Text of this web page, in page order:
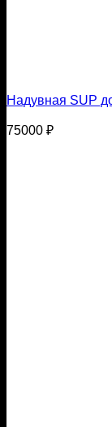
Надувная SUP
75000 ₽